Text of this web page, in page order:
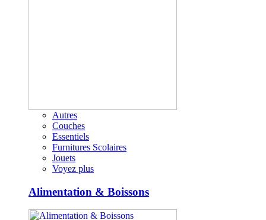
Autres
Couches
Essentiels
Furnitures Scolaires
Jouets
Voyez plus
Alimentation & Boissons